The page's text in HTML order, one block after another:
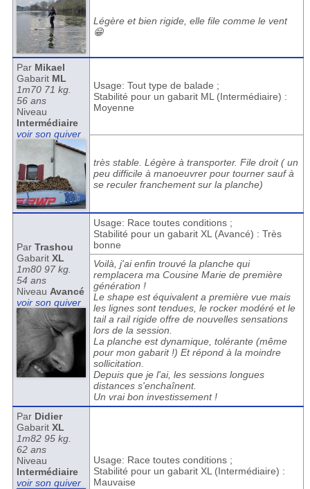
Légère et bien rigide, elle file comme le vent
😁
Par Mikael
Gabarit ML
1m70 71 kg.
56 ans
Niveau
Intermédiaire
voir son quiver
Usage: Tout type de balade ;
Stabilité pour un gabarit ML (Intermédiaire) :
Moyenne
très stable. Légère à transporter. File droit ( un
peu difficile à manoeuvrer pour tourner sauf à
se reculer franchement sur la planche)
Par Trashou
Gabarit XL
1m80 97 kg.
54 ans
Niveau Avancé
voir son quiver
Usage: Race toutes conditions ;
Stabilité pour un gabarit XL (Avancé) : Très
bonne
Voilà, j'ai enfin trouvé la planche qui
remplacera ma Cousine Marie de première
génération !
Le shape est équivalent a première vue mais
les lignes sont tendues, le rocker modéré et le
tail a rail rigide offre de nouvelles sensations
lors de la session.
La planche est dynamique, tolérante (même
pour mon gabarit !) Et répond à la moindre
sollicitation.
Depuis que je l'ai, les sessions longues
distances s'enchaînent.
Un vrai bon investissement !
Par Didier
Gabarit XL
1m82 95 kg.
62 ans
Niveau
Intermédiaire
voir son quiver
Usage: Race toutes conditions ;
Stabilité pour un gabarit XL (Intermédiaire) :
Mauvaise